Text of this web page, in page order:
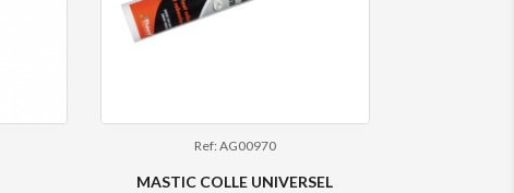
Ref: AG00970
MASTIC COLLE UNIVERSEL